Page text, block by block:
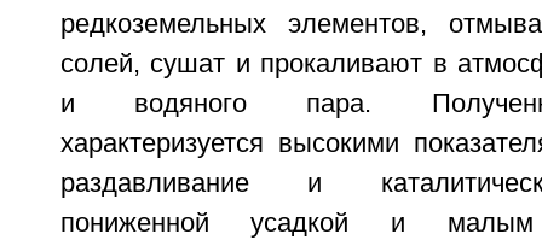
редкоземельных элементов,
солей, сушат и прокаливают в
и водяного пара.
характеризуется высокими
раздавливание и
пониженной усадкой и малым